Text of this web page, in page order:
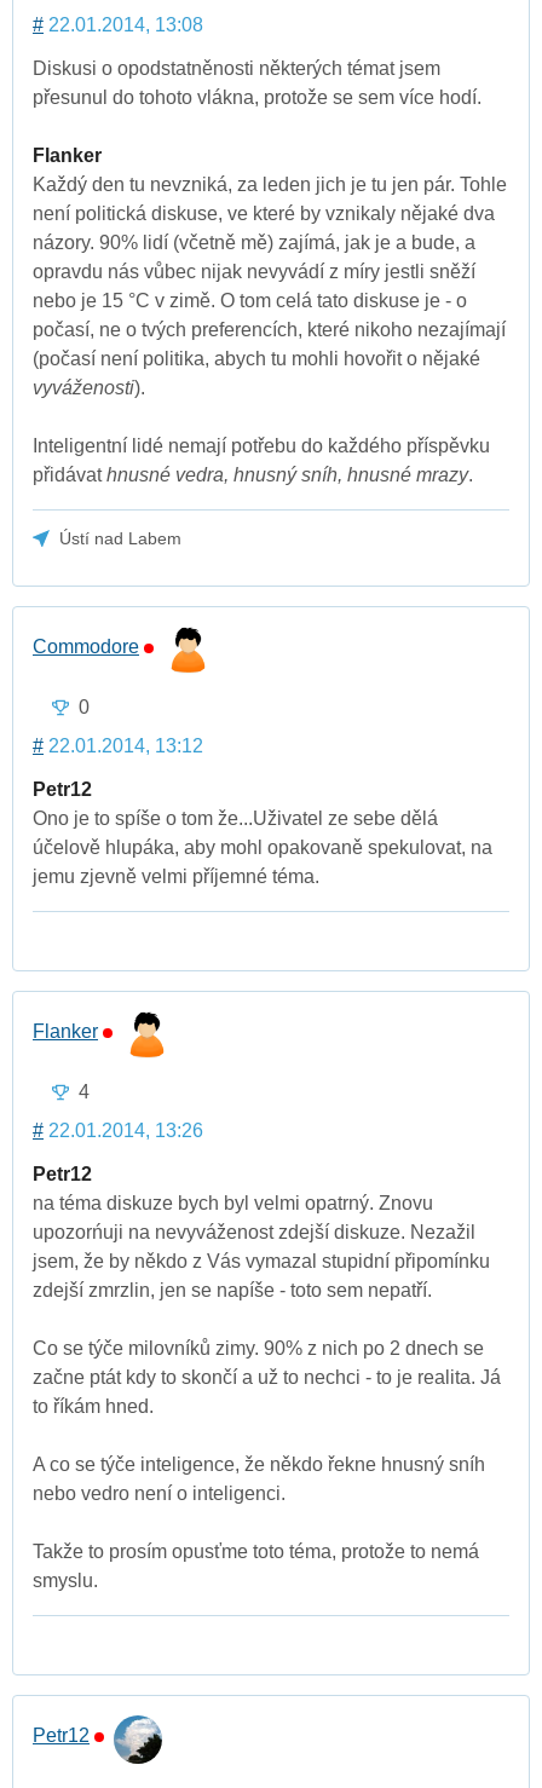
# 22.01.2014, 13:08
Diskusi o opodstatněnosti některých témat jsem
přesunul do tohoto vlákna, protože se sem více hodí.
Flanker
Každý den tu nevzniká, za leden jich je tu jen pár. Tohle
není politická diskuse, ve které by vznikaly nějaké dva
názory. 90% lidí (včetně mě) zajímá, jak je a bude, a
opravdu nás vůbec nijak nevyvádí z míry jestli sněží
nebo je 15 °C v zimě. O tom celá tato diskuse je - o
počasí, ne o tvých preferencích, které nikoho nezajímají
(počasí není politika, abych tu mohli hovořit o nějaké
vyváženosti).
Inteligentní lidé nemají potřebu do každého příspěvku
přidávathnusné vedra, hnusný sníh, hnusné mrazy.
Ústí nad Labem
Commodore
0
# 22.01.2014, 13:12
Petr12
Ono je to spíše o tom že...Uživatel ze sebe dělá
účelově hlupáka, aby mohl opakovaně spekulovat, na
jemu zjevně velmi příjemné téma.
Flanker
4
# 22.01.2014, 13:26
Petr12
na téma diskuze bych byl velmi opatrný. Znovu
upozorńuji na nevyváženost zdejší diskuze. Nezažil
jsem, že by někdo z Vás vymazal stupidní připomínku
zdejší zmrzlin, jen se napíše - toto sem nepatří.
Co se týče milovníků zimy. 90% z nich po 2 dnech se
začne ptát kdy to skončí a už to nechci - to je realita. Já
to říkám hned.
A co se týče inteligence, že někdo řekne hnusný sníh
nebo vedro není o inteligenci.
Takže to prosím opusťme toto téma, protože to nemá
smyslu.
Petr12